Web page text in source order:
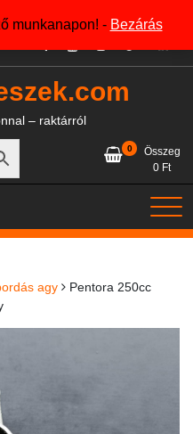
munkanapon! - Bezárás
– raktárról
0
Összeg
0 Ft
agy
Pentora 250cc